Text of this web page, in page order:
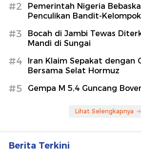
#2
Pemerintah Nigeria
Penculikan Bandit-
#3
Bocah di Jambi Tewas
Mandi di Sungai
#4
Iran Klaim Sepakat dengan
Bersama Selat Hormuz
#5 Gempa M 5,4 Guncang
Lihat Selengkapnya
Berita Terkini